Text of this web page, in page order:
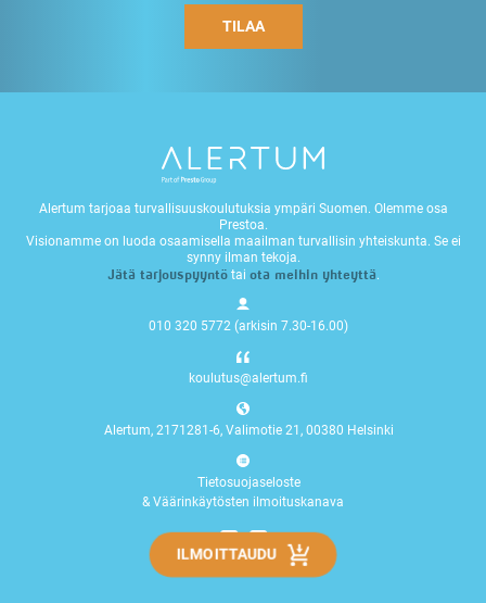
ILMOITTAUDU
Alertum tarjoaa turvallisuuskoulutuksia ympäri Suomen. Olemme osa
Prestoa.
Visionamme on luoda osaamisella maailman turvallisin yhteiskunta. Se ei
synny ilman tekoja.
Jätä tarjouspyyntötai ota meihin yhteyttä.
010 320 5772 (arkisin 7.30-16.00)
koulutus@alertum.fi
Alertum, 2171281-6, Valimotie 21, 00380 Helsinki
Tietosuojaseloste
& Väärinkäytösten ilmoituskanava